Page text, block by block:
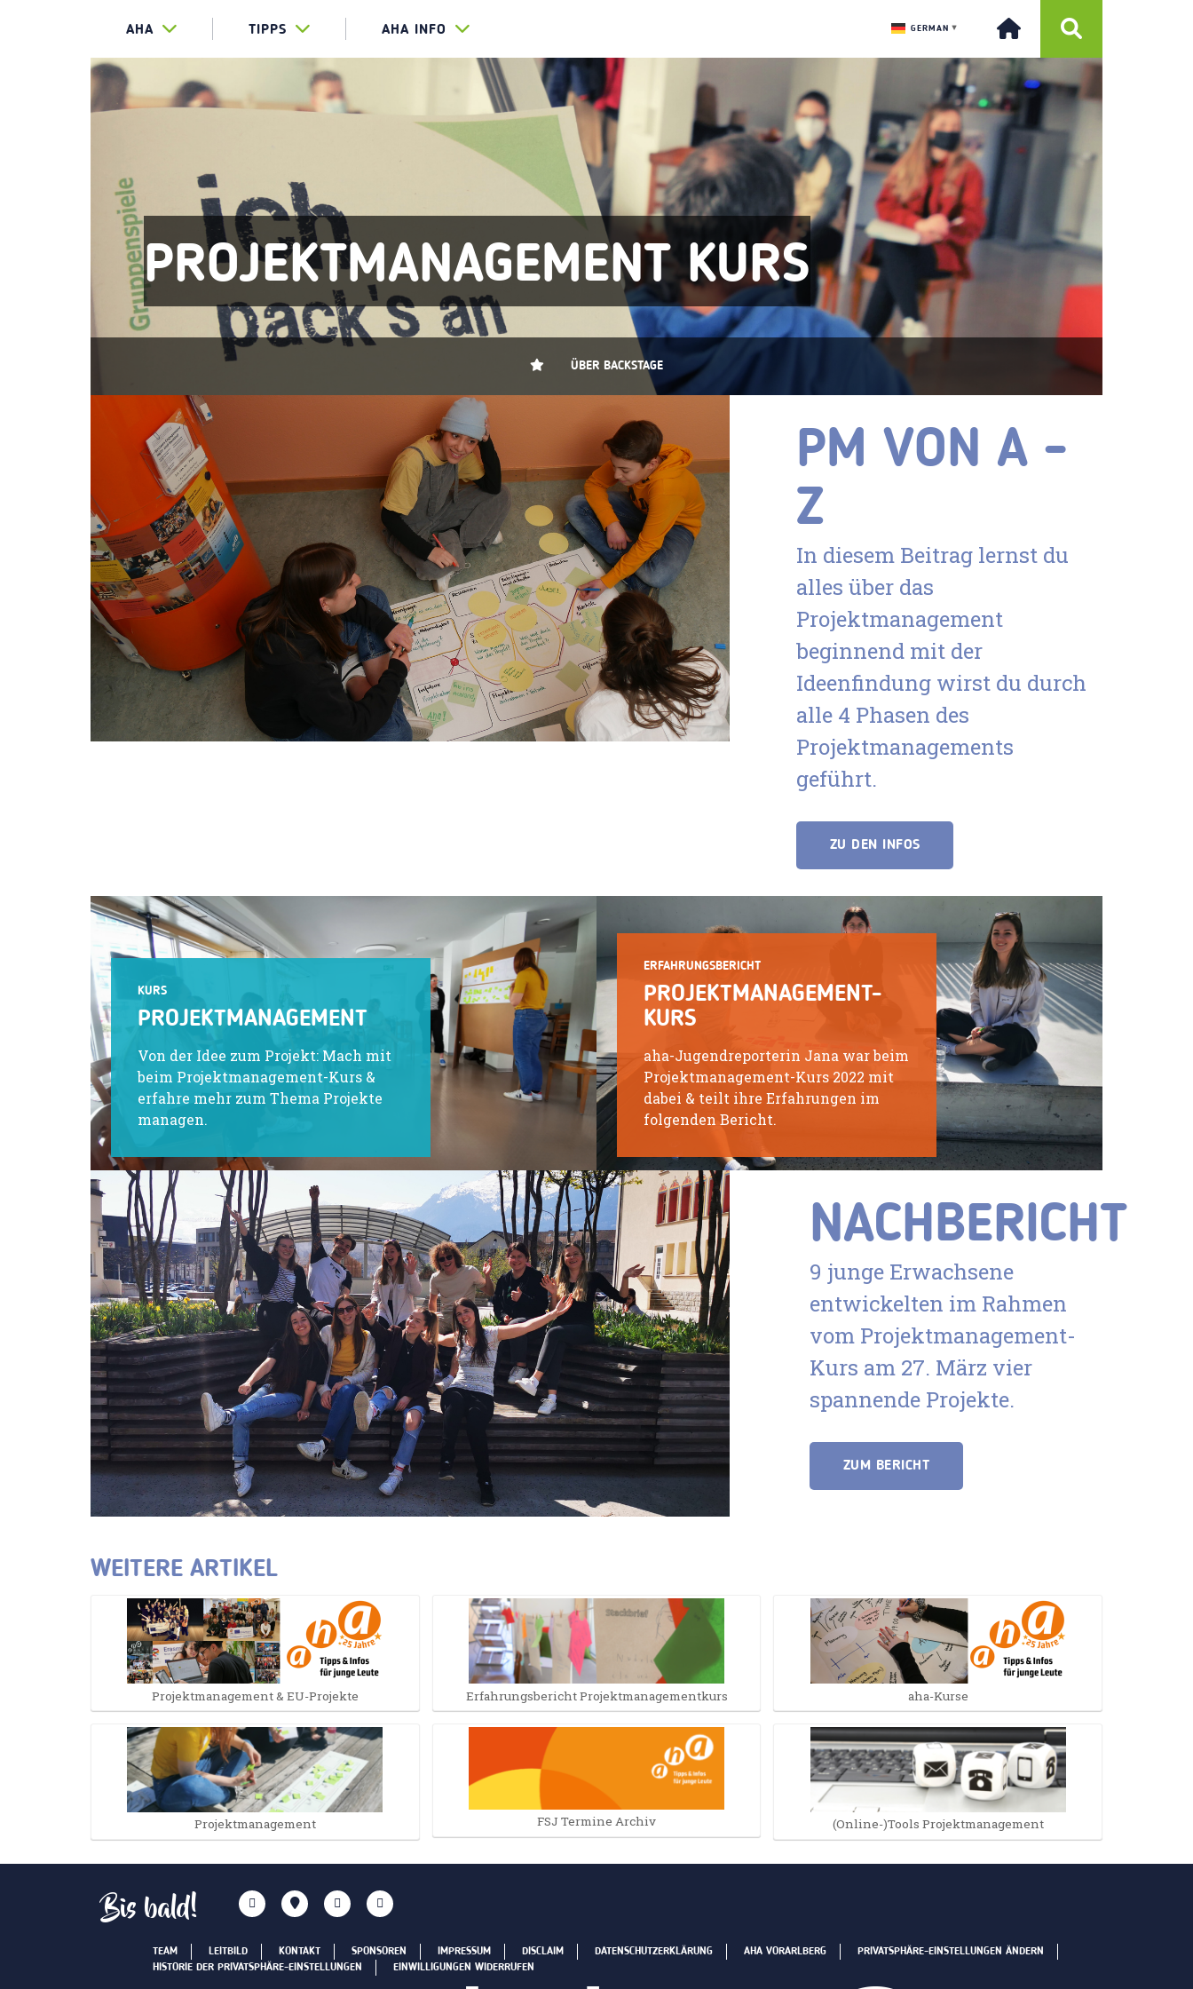
AHA TIPPS AHA INFO GERMAN ▼
PROJEKTMANAGEMENT KURS
ÜBER BACKSTAGE
PM VON A -
Z
In diesem Beitrag lernst du
alles über das
Projektmanagement
beginnend mit der
Ideenfindung wirst du durch
alle 4 Phasen des
Projektmanagements
geführt.
ZU DEN INFOS
KURS
PROJEKTMANAGEMENT
Von der Idee zum Projekt: Mach mit
beim Projektmanagement-Kurs &
erfahre mehr zum Thema Projekte
managen.
ERFAHRUNGSBERICHT
PROJEKTMANAGEMENT-
KURS
aha-Jugendreporterin Jana war beim
Projektmanagement-Kurs 2022 mit
dabei & teilt ihre Erfahrungen im
folgenden Bericht.
NACHBERICHT
9 junge Erwachsene
entwickelten im Rahmen
vom Projektmanagement-
Kurs am 27. März vier
spannende Projekte.
ZUM BERICHT
WEITERE ARTIKEL
Projektmanagement & EU-Projekte
Projektmanagement
Erfahrungsbericht Projektmanagementkurs
FSJ Termine Archiv
aha-Kurse
(Online-)Tools Projektmanagement
Bis bald!
TEAM LEITBILD KONTAKT SPONSOREN IMPRESSUM DISCLAIM DATENSCHUTZERKLÄRUNG AHA VORARLBERG
PRIVATSPHÄRE-EINSTELLUNGEN ÄNDERN
HISTORIE DER PRIVATSPHÄRE-EINSTELLUNGEN
EINWILLIGUNGEN WIDERRUFEN